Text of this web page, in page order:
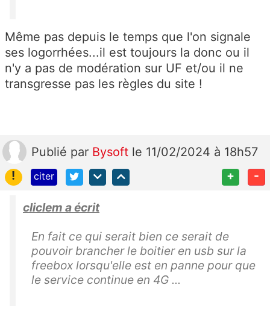
Même pas depuis le temps que l'on signale
ses logorrhées...il est toujours la donc ou il
n'y a pas de modération sur UF et/ou il ne
transgresse pas les règles du site !
Publié par Bysoft le 11/02/2024 à 18h57
!
citer + -
cliclem a écrit
En fait ce qui serait bien ce serait de
pouvoir brancher le boitier en usb sur la
freebox lorsqu'elle est en panne pour que
le service continue en 4G ...